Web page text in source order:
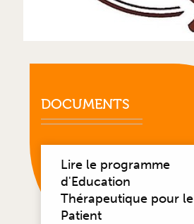
DOCUMENTS
Lire le programme
d'Education
Thérapeutique pour le
Patient